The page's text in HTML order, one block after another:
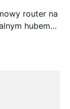
router na
hubem
za to ze
ugryzły.